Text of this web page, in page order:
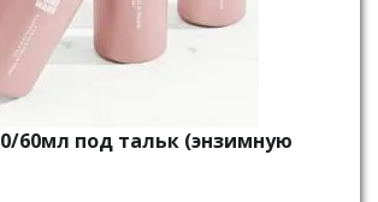
60мл под тальк (энзимную